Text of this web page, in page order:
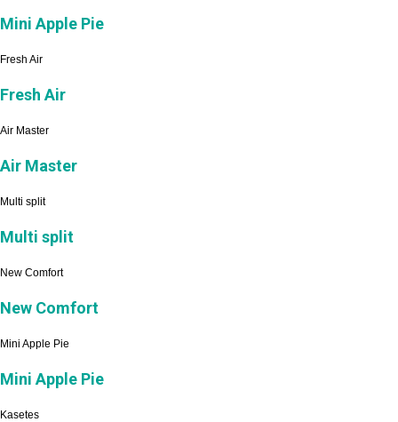
Mini Apple Pie
Fresh Air
Fresh Air
Air Master
Air Master
Multi split
Multi split
New Comfort
New Comfort
Mini Apple Pie
Mini Apple Pie
Kasetes